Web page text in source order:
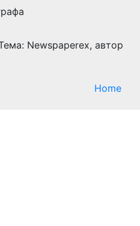
Newspaperex, автор
Home